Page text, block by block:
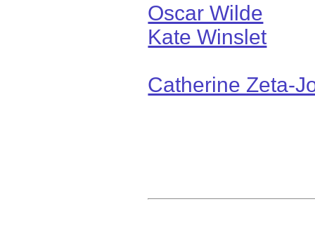
Oscar Wilde
Kate Winslet
Catherine Zeta-